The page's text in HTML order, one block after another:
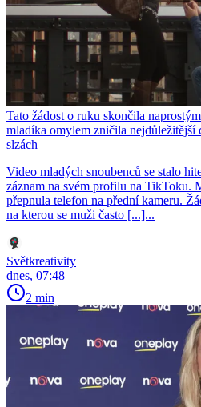
Tato žádost o ruku skončila
mladíka omylem zničila nejdůležitější
slzách
Video mladých snoubenců se stalo
záznam na svém profilu na TikToku.
přepnula telefon na přední kameru.
na kterou se muži často [...]...
Světkreativity
dnes, 07:48
2 min